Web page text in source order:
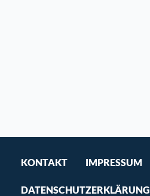
KONTAKT IMPRESSUM
DATENSCHUTZERKLÄRUNG